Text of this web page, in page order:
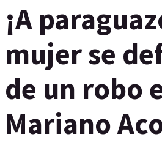
¡A
mujer se
de un robo
Mariano